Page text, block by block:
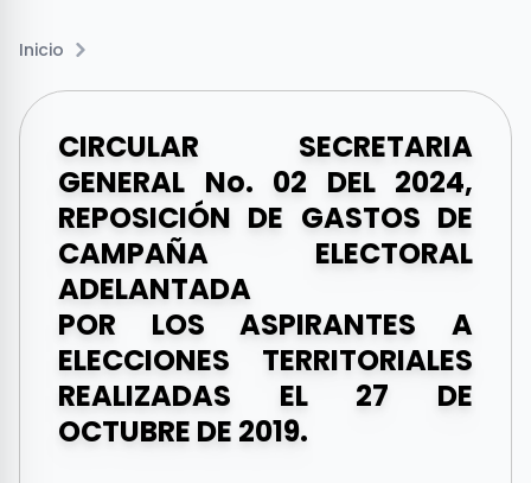
Inicio
CIRCULAR SECRETARIA
GENERAL No. 02 DEL 2024,
REPOSICIÓN DE GASTOS DE
CAMPAÑA ELECTORAL
ADELANTADA
POR LOS ASPIRANTES A
ELECCIONES TERRITORIALES
REALIZADAS EL 27 DE
OCTUBRE DE 2019.